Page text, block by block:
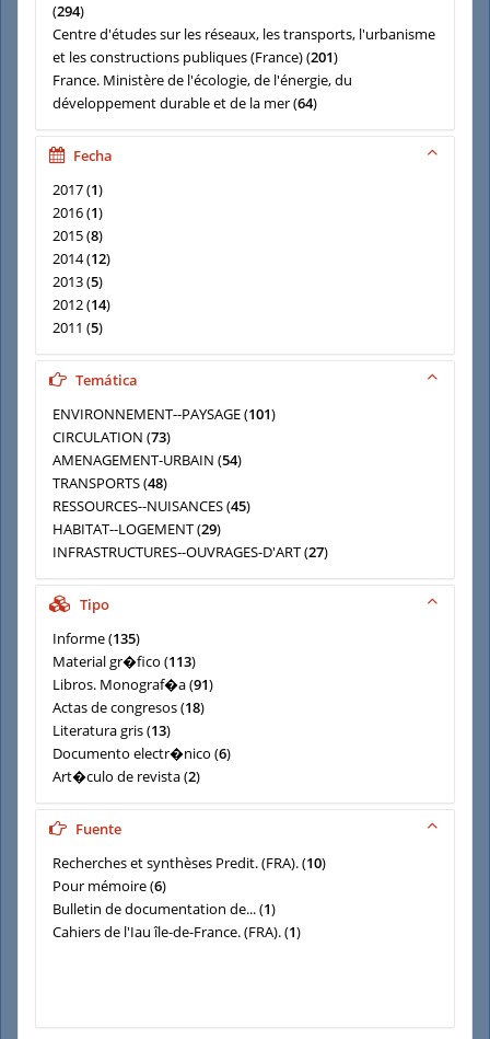
(294)
Centre d'études sur les réseaux, les transports, l'urbanisme
et les constructions publiques (France)(201)
France. Ministère de l'écologie, de l'énergie, du
développement durable et de la mer(64)
et de l'énergie
Centre(
Centre d'études techniques de l'équipement de l'Est
Centre d'études techniques de l'équipement Nord-Picardie
(15)
France. Ministère de l'équipement. Direction de la
recherche et de l'animation scientifique et technique
GABET, Sèverine
Fecha
2017(1)
2016(1)
2015(8)
2014(12)
2013(5)
2012(14)
2011 (5)
2009(136)
Temática
ENVIRONNEMENT--PAYSAGE(101)
CIRCULATION (73)
AMENAGEMENT-URBAIN (54)
TRANSPORTS(48)
RESSOURCES--NUISANCES(45)
HABITAT--LOGEMENT(29)
INFRASTRUCTURES--OUVRAGES-D'ART(27)
AMENAGEMENT-DU-TERRITOIRE
Tipo
Informe(135)
Material gr�fico (113)
Libros. Monograf�a(91)
Actas de congresos(18)
Literatura gris(13)
Documento electr�nico (6)
Art�culo de revista(2)
Fuente
Recherches et synthèses Predit. (FRA).(10)
Pour mémoire(6)
Bulletin de documentation de...(1)
Cahiers de l'Iau île-de-France. (FRA).(1)